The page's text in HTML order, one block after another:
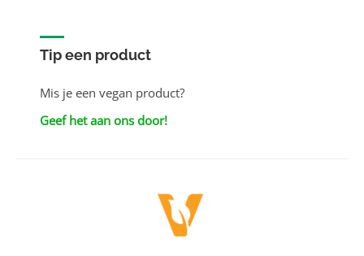
Tip een product
Mis je een vegan product?
Geef het aan ons door!